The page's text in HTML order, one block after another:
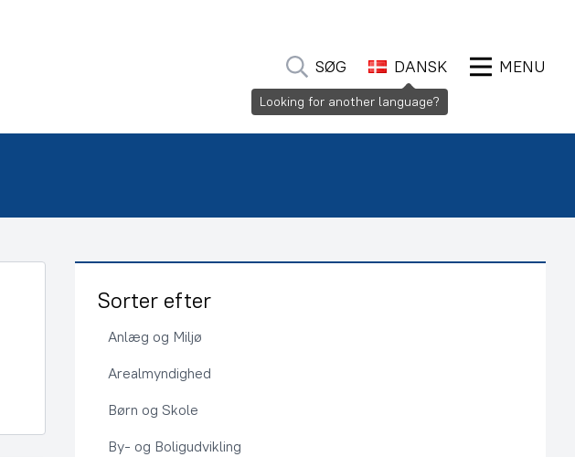
SØG DANSK MENU
Sorter efter
Anlæg og Miljø
Arealmyndighed
Børn og Skole
By- og Boligudvikling
Looking for another language?